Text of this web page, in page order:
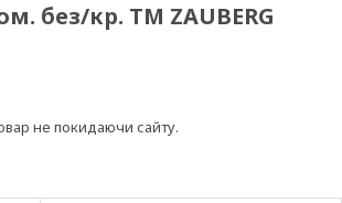
без/кр. ТМ ZAUBERG
не покидаючи сайту.